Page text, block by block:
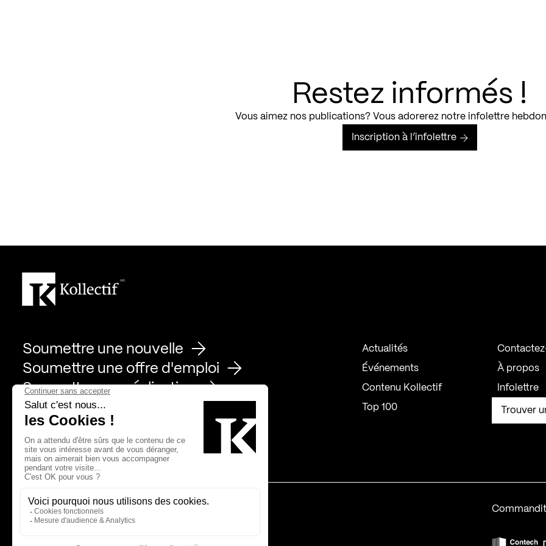
Restez informés !
Vous aimez nos publications? Vous adorerez notre infolettre
Inscription à l’infolettre
Soumettre une nouvelle
Soumettre une offre d'emploi
Soumettre une réalisation
Actualités
Événements
Contenu Kollectif
Top 100
À propos
Infolettre
Trouver
Page Facebook de Kollectif
Page Instagram de Kollectif
Page Linkedin de Kollectif
Partenaires